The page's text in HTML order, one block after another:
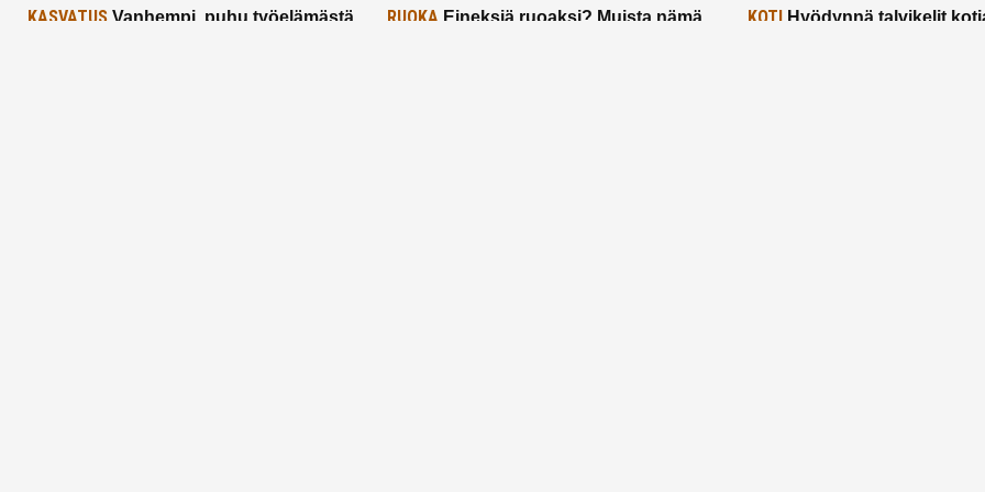
KASVATUS Vanhempi, puhu työelämästä
RUOKA Eineksiä ruoaksi? Muista nämä
KOTIHyödynnä talvikelit